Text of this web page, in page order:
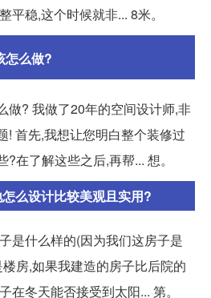
平稳,这个时候就非... 8米。
怎么做?
做? 我做了20年的空间设计师,非
! 首先,我想让您明白整个装修过
在了解这些之后,再帮... 想。
么设计比较美观且实用?
是什么样的(因为我们这房子是
房,如果我建造的房子比后院的
在冬天能否接受到太阳... 第。